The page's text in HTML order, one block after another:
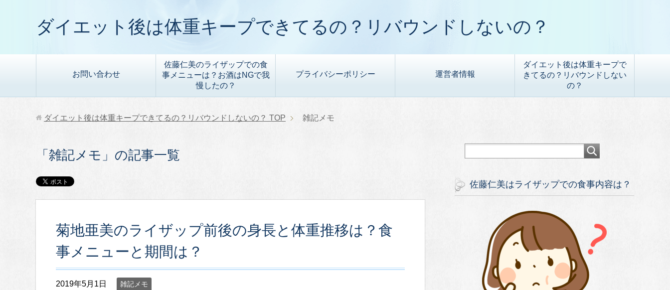
ダイエット後は体重キープできてるの？リバウンドしないの？
お問い合わせ
佐藤仁美のライザップでの食
事メニューは？お酒はNGで我
慢したの？
プライバシーポリシー 運営者情報
ダイエット後は体重キープで
きてるの？リバウンドしない
の？
ダイエット後は体重キープできてるの？リバウンドしないの？ TOP 雑記メモ
「雑記メモ」の記事一覧
菊地亜美のライザップ前後の身長と体重推移は？食
事メニューと期間は？
2019年5月1日 雑記メモ
佐藤仁美はライザップでの食事内容は？